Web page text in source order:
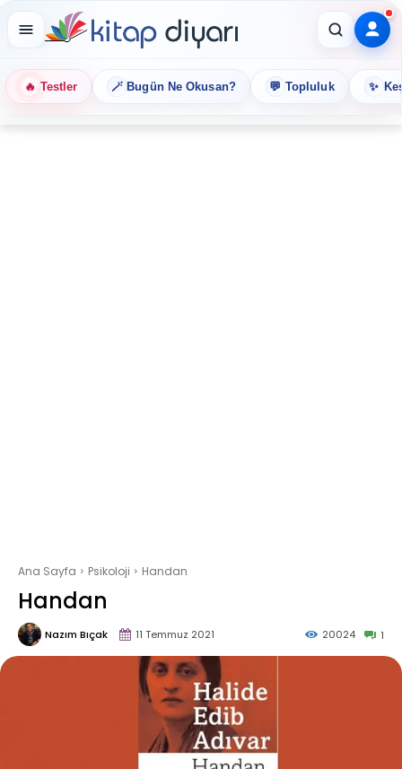
🔥 Testler 🪄 Bugün Ne Okusan? 💬 Topluluk ✨
Ana Sayfa Psikoloji Handan
Handan
Nazım Bıçak 11 Temmuz 2021 1
20024